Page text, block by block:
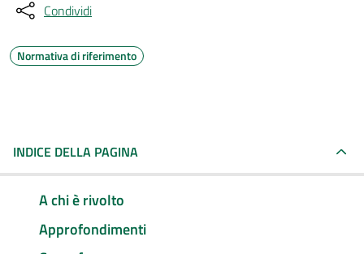
Condividi
Normativa di riferimento
INDICE DELLA PAGINA
A chi è rivolto
Approfondimenti